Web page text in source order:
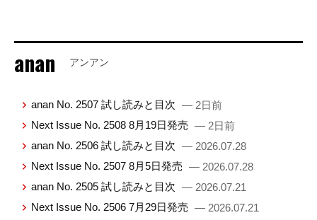
anan アンアン
anan No. 2507 試し読みと目次 — 2日前
Next Issue No. 2508 8月19日発売 — 2日前
anan No. 2506 試し読みと目次 — 2026.07.28
Next Issue No. 2507 8月5日発売 — 2026.07.28
anan No. 2505 試し読みと目次 — 2026.07.21
Next Issue No. 2506 7月29日発売 — 2026.07.21